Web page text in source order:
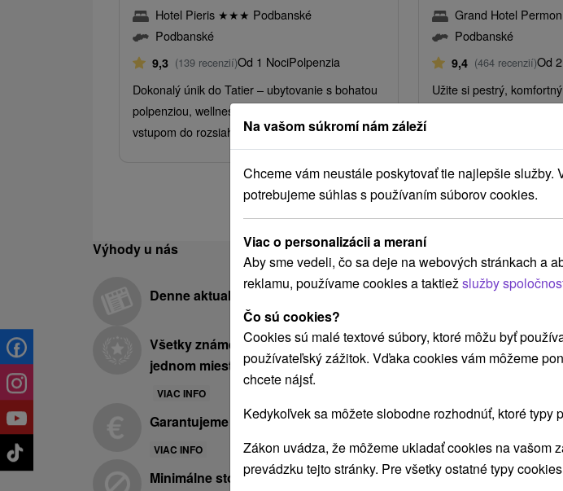
Hotel Pieris ★★★ Podbanské
Podbanské
9,3 (139 recenzií)Od 1 NociPolpenzia
Dokonalý únik do Tatier – ubytovanie s bohatou
polpenziou, wellness Pieris a bonusovým
vstupom do rozsiahleho SAUNA Paradise.
Grand Hotel Permon
Podbanské
9,4 (464 recenzií)Od
Užite si pestrý,
Výhody u nás
Denne aktualizovaná ponuka
Všetky známe hotely a kúpele na
jednom mieste
VIAC INFO
Garantujeme najnižšie ceny
VIAC INFO
Minimálne storno poplatky
Na vašom súkromí nám záleží
Chceme vám neustále poskytovať tie najlepšie
potrebujeme súhlas s používaním súborov cookies.
Viac o personalizácii a meraní
Aby sme vedeli, čo sa deje na webových stránkach a
reklamu, používame cookies a taktiež služby
Čo sú cookies?
Cookies sú malé textové súbory, ktoré môžu byť
používateľský zážitok. Vďaka cookies vám môžeme
chcete nájsť.
Kedykoľvek sa môžete slobodne rozhodnúť, ktoré typy
Zákon uvádza, že môžeme ukladať cookies na vašom
prevádzku tejto stránky. Pre všetky ostatné typy